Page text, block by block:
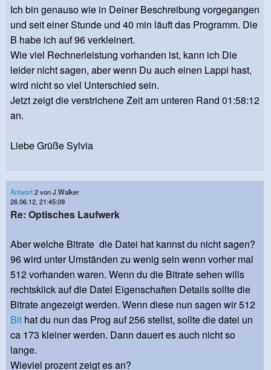
Ich bin genauso wie in Deiner Beschreibung vorgegangen
und seit einer Stunde und 40 min läuft das Programm. Die
B habe ich auf 96 verkleinert.
Wie viel Rechnerleistung vorhanden ist, kann ich Die
leider nicht sagen, aber wenn Du auch einen Lappi hast,
wird nicht so viel Unterschied sein.
Jetzt zeigt die verstrichene Zeit am unteren Rand 01:58:12
an.
Liebe Grüße Sylvia
Antwort2 von J.Walker
26.06.12, 21:45:09
Re: Optisches Laufwerk
Aber welche Bitrate die Datei hat kannst du nicht sagen?
96 wird unter Umständen zu wenig sein wenn vorher mal
512 vorhanden waren. Wenn du die Bitrate sehen wills
rechtsklick auf die Datei Eigenschaften Details sollte die
Bitrate angezeigt werden. Wenn diese nun sagen wir 512
Bit hat du nun das Prog auf 256 stellst, sollte die datei un
ca 173 kleiner werden. Dann dauert es auch nicht so
lange.
Wieviel prozent zeigt es an?